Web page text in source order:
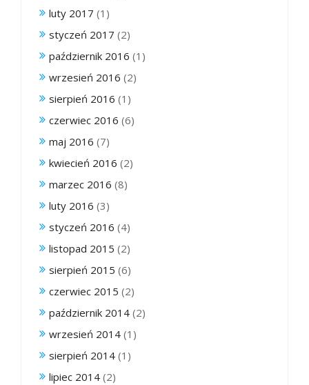
luty 2017 (1)
styczeń 2017 (2)
październik 2016 (1)
wrzesień 2016 (2)
sierpień 2016 (1)
czerwiec 2016 (6)
maj 2016 (7)
kwiecień 2016 (2)
marzec 2016 (8)
luty 2016 (3)
styczeń 2016 (4)
listopad 2015 (2)
sierpień 2015 (6)
czerwiec 2015 (2)
październik 2014 (2)
wrzesień 2014 (1)
sierpień 2014 (1)
lipiec 2014 (2)